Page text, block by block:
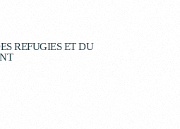
REFUGIES ET DU